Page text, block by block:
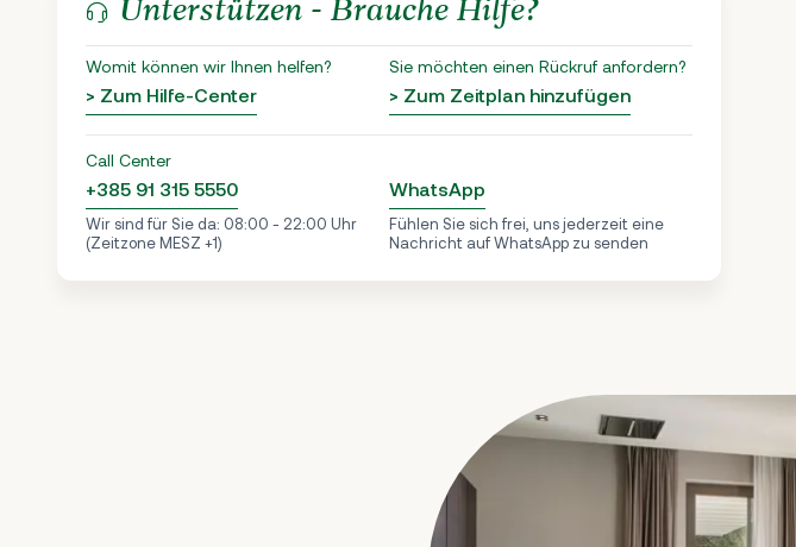
Unterstützen - Brauche Hilfe?
Womit können wir Ihnen helfen?
> Zum Hilfe-Center
Sie möchten einen Rückruf anfordern?
> Zum Zeitplan hinzufügen
Call Center
+385 91 315 5550
Wir sind für Sie da: 08:00 - 22:00 Uhr
(Zeitzone MESZ +1)
WhatsApp
Fühlen Sie sich frei, uns jederzeit eine
Nachricht auf WhatsApp zu senden